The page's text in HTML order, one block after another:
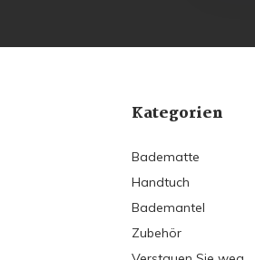
Kategorien
Badematte
Handtuch
Bademantel
Zubehör